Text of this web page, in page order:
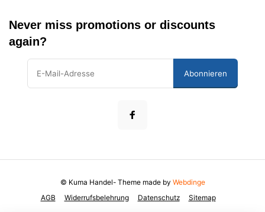
Never miss promotions or discounts
again?
Abonnieren
AGB Widerrufsbelehrung Datenschutz Sitemap
© Kuma Handel- Theme made by Webdinge